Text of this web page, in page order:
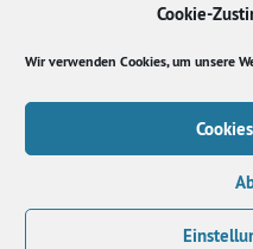
Cookie-
Wir verwenden Cookies, um unsere